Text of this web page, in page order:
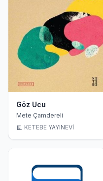
Göz Ucu
Mete Çamdereli
KETEBE YAYINEVİ